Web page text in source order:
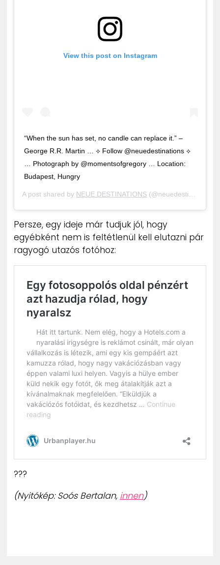
View this post on Instagram
“When the sun has set, no candle can replace it.” –
George R.R. Martin … ⟡ Follow @neuedestinations ⟡
… Photograph by @momentsofgregory … Location:
Budapest, Hungry
A post shared by NEUE DESTINATIONS (@neuedestinations) on
Persze, egy ideje már tudjuk jól, hogy
egyébként nem is feltétlenül kell elutazni pár
ragyogó utazós fotóhoz:
???
(Nyitókép: Soós Bertalan, innen)